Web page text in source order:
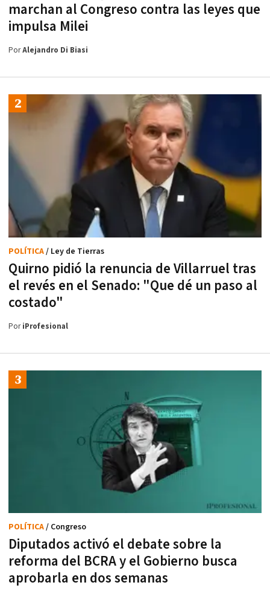
marchan al Congreso contra las leyes que
impulsa Milei
PorAlejandro Di Biasi
Quirno pidió la renuncia de Villarruel tras
el revés en el Senado: "Que dé un paso al
costado"
POLÍTICA/ Ley de Tierras
PoriProfesional
Diputados activó el debate sobre la
reforma del BCRA y el Gobierno busca
aprobarla en dos semanas
POLÍTICA/ Congreso